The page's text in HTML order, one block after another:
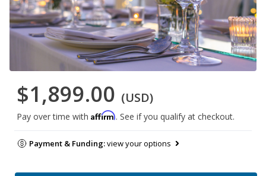
$1,899.00 (USD)
Pay over time with Affirm. See if you qualify at checkout.
Payment & Funding:view your options